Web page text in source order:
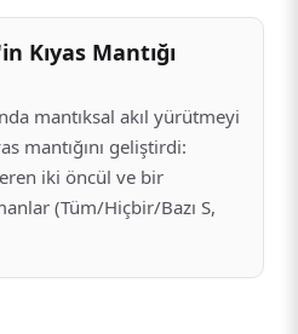
Kıyas Mantığı
mantıksal akıl yürütmeyi
mantığını geliştirdi:
iki öncül ve bir
(Tüm/Hiçbir/Bazı S,